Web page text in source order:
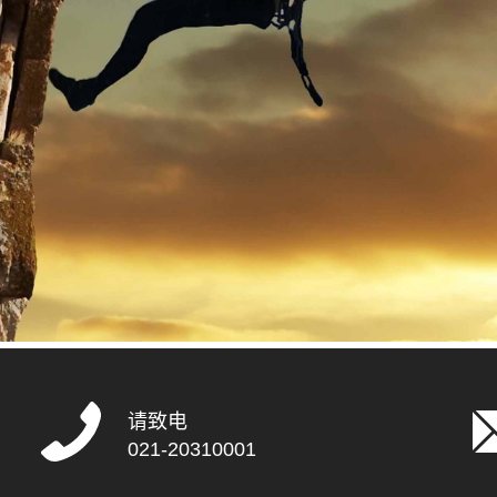
请致电
021-20310001